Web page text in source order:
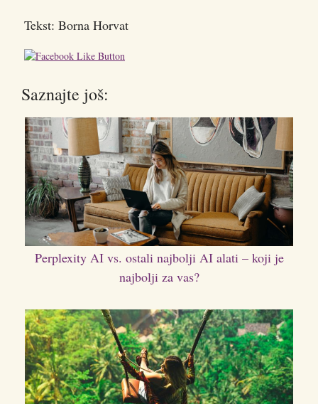
Tekst: Borna Horvat
Saznajte još:
Perplexity AI vs. ostali najbolji AI alati – koji je
najbolji za vas?